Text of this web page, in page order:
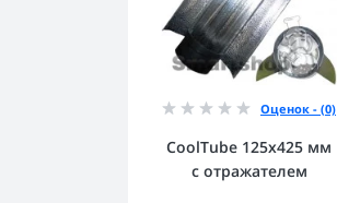
Оценок - (0)
CoolTube 125х425 мм
с отражателем